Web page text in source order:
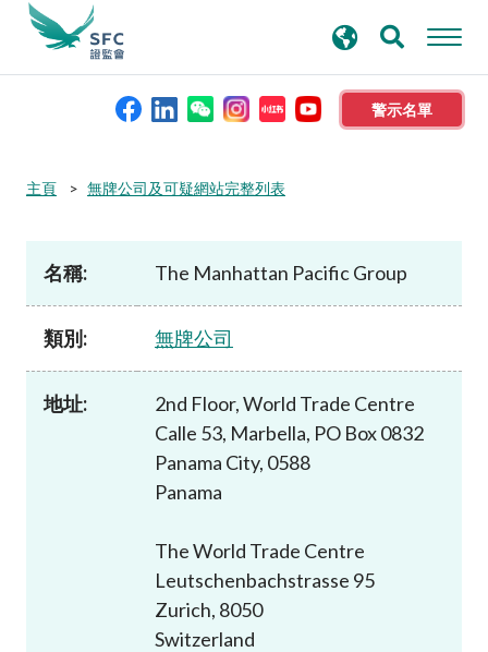
警示名單
本會簡介
規則及標準
資料庫
尋
主頁 無牌公司及可疑網站完整列表
名稱: The Manhattan Pacific Group
類別: 無牌公司
地址:
2nd Floor, World Trade Centre
Calle 53, Marbella, PO Box 0832
Panama City, 0588
Panama
The World Trade Centre
Leutschenbachstrasse 95
Zurich, 8050
Switzerland